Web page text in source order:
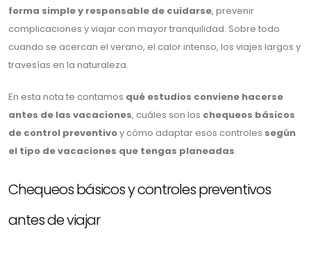
forma simple y responsable de cuidarse, prevenir
complicaciones y viajar con mayor tranquilidad. Sobre todo
cuando se acercan el verano, el calor intenso, los viajes largos y
travesías en la naturaleza.
En esta nota te contamos qué estudios conviene hacerse
antes de las vacaciones, cuáles son los chequeos básicos
de control preventivoy cómo adaptar esos controles según
el tipo de vacaciones que tengas planeadas.
Chequeos básicos y controles preventivos
antes de viajar